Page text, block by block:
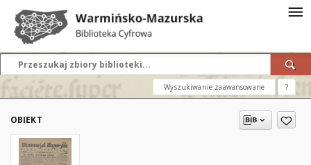
Wyszukiwanie zaawansowane ?
OBIEKT